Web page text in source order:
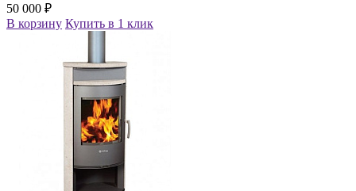
50 000 ₽
В корзину Купить в 1 клик